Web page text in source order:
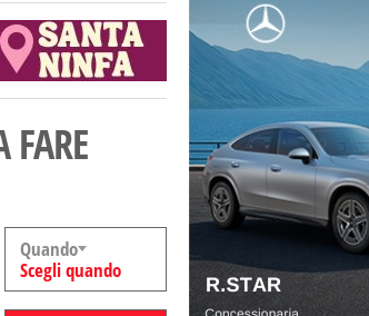
FARE
Quando
Scegli quando